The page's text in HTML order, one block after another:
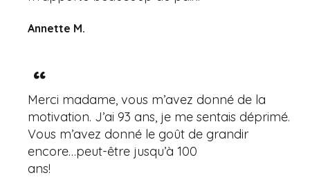
Annette M.
Merci madame, vous m’avez donné de la
motivation. J’ai 93 ans, je me sentais déprimé.
Vous m’avez donné le goût de grandir
encore…peut-être jusqu’à 100
ans!